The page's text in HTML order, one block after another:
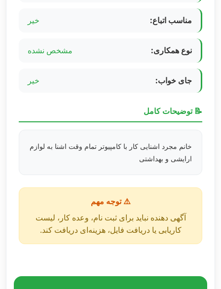
مناسب اتباع: خیر
نوع همکاری: مشخص نشده
جای خواب: خیر
📝 توضیحات کامل
خانم مجرد اشنایی کار با کامپیوتر تمام وقت اشنا به لوازم
ارایشی و بهداشتی
⚠️ توجه مهم
آگهی دهنده نباید برای ثبت نام، وعده کار، لیست
کاریابی یا دریافت فایل، هزینه‌ای دریافت کند.